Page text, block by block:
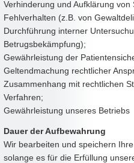
Verhinderung und Aufklärung
Fehlverhalten (z.B. von
Durchführung interner
Betrugsbekämpfung);
Gewährleistung der
Geltendmachung rechtlicher
Zusammenhang mit rechtlichen
Verfahren;
Gewährleistung unseres Betriebs
Dauer der Aufbewahrung
Wir bearbeiten und speichern
solange es für die Erfüllung